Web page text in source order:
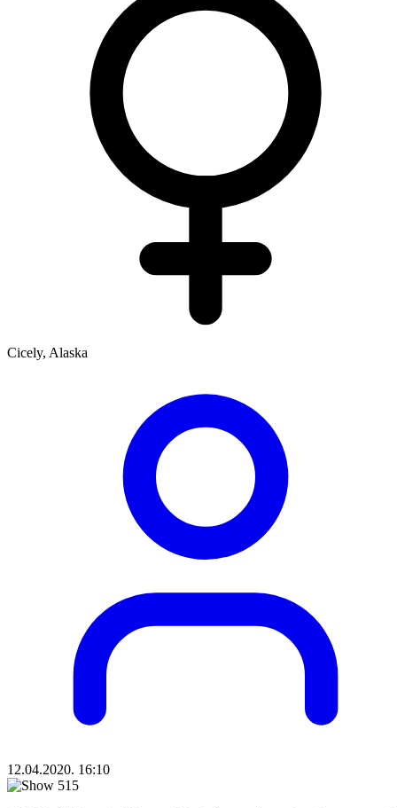
Cicely, Alaska
12.04.2020. 16:10